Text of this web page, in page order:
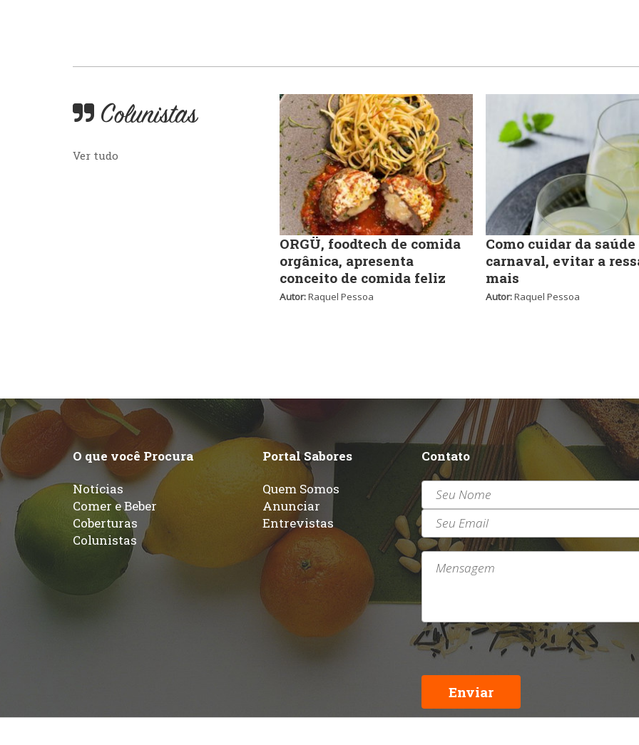
Colunistas
Ver tudo
ORGÜ, foodtech de comida
orgânica, apresenta
conceito de comida feliz
Autor:Raquel Pessoa
Como cuidar da saúde
carnaval, evitar a
mais
Autor:Raquel Pessoa
O que você Procura
Notícias
Comer e Beber
Coberturas
Colunistas
Portal Sabores
Quem Somos
Anunciar
Entrevistas
Contato
Enviar